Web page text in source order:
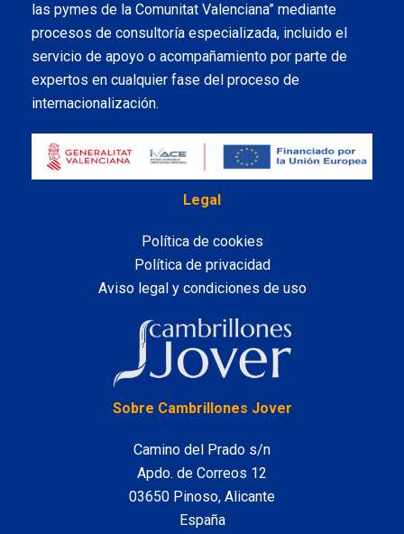
las pymes de la Comunitat Valenciana” mediante
procesos de consultoría especializada, incluido el
servicio de apoyo o acompañamiento por parte de
expertos en cualquier fase del proceso de
internacionalización.
Legal
Política de cookies
Política de privacidad
Aviso legal y condiciones de uso
Sobre Cambrillones Jover
Camino del Prado s/n
Apdo. de Correos 12
03650 Pinoso, Alicante
España
LinkedIn